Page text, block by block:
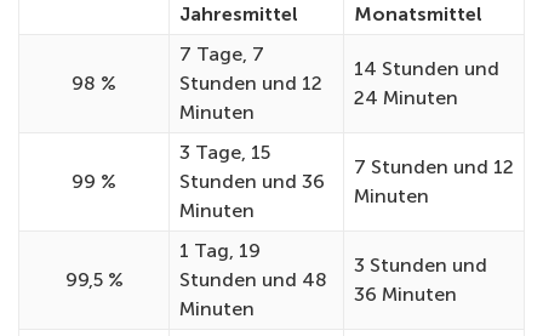
Jahresmittel
Monatsmittel
98 %
7 Tage, 7
Stunden und 12
Minuten
14 Stunden und
24 Minuten
99 %
3 Tage, 15
Stunden und 36
Minuten
7 Stunden und 12
Minuten
99,5 %
1 Tag, 19
Stunden und 48
Minuten
3 Stunden und
36 Minuten